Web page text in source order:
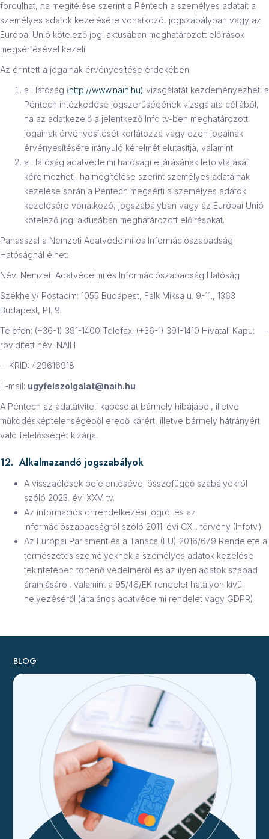
fordulhat, ha megítélése szerint a Péntech a személyes adatait a
személyes adatok kezelésére vonatkozó, jogszabályban vagy az
Európai Unió kötelező jogi aktusában meghatározott előírások
megsértésével kezeli.
Az érintett a jogainak érvényesítése érdekében
a Hatóság (http://www.naih.hu) vizsgálatát kezdeményezheti a
Péntech intézkedése jogszerűségének vizsgálata céljából,
ha az adatkezelő a jelentkező Info tv-ben meghatározott
jogainak érvényesítését korlátozza vagy ezen jogainak
érvényesítésére irányuló kérelmét elutasítja, valamint
a Hatóság adatvédelmi hatósági eljárásának lefolytatását
kérelmezheti, ha megítélése szerint személyes adatainak
kezelése során a Péntech megsérti a személyes adatok
kezelésére vonatkozó, jogszabályban vagy az Európai Unió
kötelező jogi aktusában meghatározott előírásokat.
Panasszal a Nemzeti Adatvédelmi és Információszabadság
Hatóságnál élhet:
Név: Nemzeti Adatvédelmi és Információszabadság Hatóság
Székhely/ Postacím: 1055 Budapest, Falk Miksa u. 9-11., 1363
Budapest, Pf. 9.
Telefon: (+36-1) 391-1400 Telefax: (+36-1) 391-1410 Hivatali Kapu: –
rövidített név: NAIH
– KRID: 429616918
E-mail: ugyfelszolgalat@naih.hu
A Péntech az adatátviteli kapcsolat bármely hibájából, illetve
működésképtelenségéből eredő kárért, illetve bármely hátrányért
való felelősségét kizárja.
12. Alkalmazandó jogszabályok
A visszaélések bejelentésével összefüggő szabályokról
szóló 2023. évi XXV. tv.
Az információs önrendelkezési jogról és az
információszabadságról szóló 2011. évi CXII. törvény (Infotv.)
Az Európai Parlament és a Tanács (EU) 2016/679 Rendelete a
természetes személyeknek a személyes adatok kezelése
tekintetében történő védelméről és az ilyen adatok szabad
áramlásáról, valamint a 95/46/EK rendelet hatályon kívül
helyezéséről (általános adatvédelmi rendelet vagy GDPR)
BLOG